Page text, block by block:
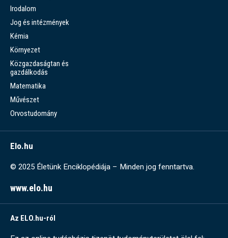
Irodalom
Jog és intézmények
Kémia
Környezet
Közgazdaságtan és
gazdálkodás
Matematika
Művészet
Orvostudomány
Elo.hu
© 2025 Életünk Enciklopédiája – Minden jog fenntartva.
www.elo.hu
Az ELO.hu-ról